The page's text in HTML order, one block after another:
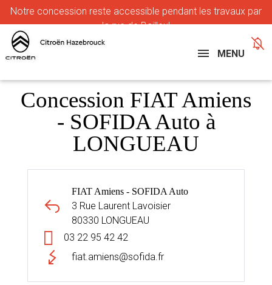
Notre concession reste accessible pendant les travaux par
la rue de Bailleul
MENU
Concession FIAT Amiens
- SOFIDA Auto à
LONGUEAU
FIAT Amiens - SOFIDA Auto
3 Rue Laurent Lavoisier
80330 LONGUEAU
03 22 95 42 42
fiat.amiens@sofida.fr